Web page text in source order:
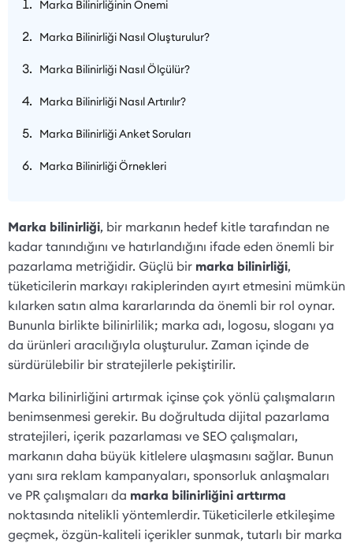
Marka Bilinirliğinin Önemi
Marka Bilinirliği Nasıl Oluşturulur?
Marka Bilinirliği Nasıl Ölçülür?
Marka Bilinirliği Nasıl Artırılır?
Marka Bilinirliği Anket Soruları
Marka Bilinirliği Örnekleri
Marka bilinirliği, bir markanın hedef kitle tarafından ne
kadar tanındığını ve hatırlandığını ifade eden önemli bir
pazarlama metriğidir. Güçlü bir marka bilinirliği,
tüketicilerin markayı rakiplerinden ayırt etmesini mümkün
kılarken satın alma kararlarında da önemli bir rol oynar.
Bununla birlikte bilinirlilik; marka adı, logosu, sloganı ya
da ürünleri aracılığıyla oluşturulur. Zaman içinde de
sürdürülebilir bir stratejilerle pekiştirilir.
Marka bilinirliğini artırmak içinse çok yönlü çalışmaların
benimsenmesi gerekir. Bu doğrultuda dijital pazarlama
stratejileri, içerik pazarlaması ve SEO çalışmaları,
markanın daha büyük kitlelere ulaşmasını sağlar. Bunun
yanı sıra reklam kampanyaları, sponsorluk anlaşmaları
ve PR çalışmaları da marka bilinirliğini arttırma
noktasında nitelikli yöntemlerdir. Tüketicilerle etkileşime
geçmek, özgün-kaliteli içerikler sunmak, tutarlı bir marka